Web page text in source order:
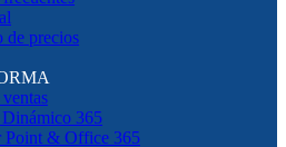
de precios
365
Point & Office 365